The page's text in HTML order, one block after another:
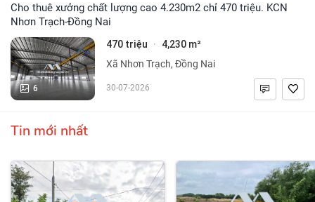
Cho thuê xưởng chất lượng cao 4.230m2 chỉ 470 triệu. KCN
Nhơn Trạch-Đồng Nai
6
470 triệu · 4,230 m²
Xã Nhơn Trạch, Đồng Nai
30-07-2026
Tin mới nhất